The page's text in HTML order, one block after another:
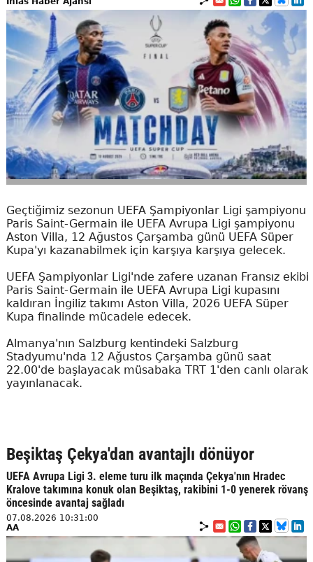
Geçtiğimiz sezonun UEFA Şampiyonlar Ligi şampiyonu
Paris Saint-Germain ile UEFA Avrupa Ligi şampiyonu
Aston Villa, 12 Ağustos Çarşamba günü UEFA Süper
Kupa'yı kazanabilmek için karşıya karşıya gelecek.
UEFA Şampiyonlar Ligi'nde zafere uzanan Fransız ekibi
Paris Saint-Germain ile UEFA Avrupa Ligi kupasını
kaldıran İngiliz takımı Aston Villa, 2026 UEFA Süper
Kupa finalinde mücadele edecek.
Almanya'nın Salzburg kentindeki Salzburg
Stadyumu'nda 12 Ağustos Çarşamba günü saat
22.00'de başlayacak müsabaka TRT 1'den canlı olarak
yayınlanacak.
Beşiktaş Çekya'dan avantajlı dönüyor
UEFA Avrupa Ligi 3. eleme turu ilk maçında Çekya'nın Hradec
Kralove takımına konuk olan Beşiktaş, rakibini 1-0 yenerek rövanş
öncesinde avantaj sağladı
07.08.2026 10:31:00
AA